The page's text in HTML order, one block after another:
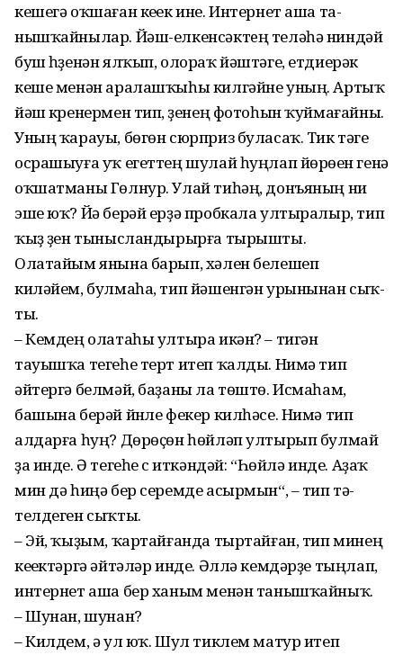
кешегә оҡшаған кеүек ине. Интернет аша та­
нышҡайнылар. Йәш-елкен­сәктeң теләһә ниндәй
буш һүҙенән ялҡып, олораҡ йәш­тәге, етдиерәк
кеше менән аралашҡыһы килгәйне уның. Артыҡ
йәш күренермен тип, үҙенең фотоһын ҡуймағайны.
Уның ҡарауы, бөгөн сюрприз буласаҡ. Тик тәүге
оcрашыуға уҡ егеттең шулай һуңлап йөрөүен генә
оҡшатманы Гөл­нур. Улай тиһәң, донъяның ни
эше юҡ? Йә берәй ерҙә пробкала ултыралыр, тип
ҡыҙ үҙен тынысландырырға тырышты.
Олатайым янына барып, хәлен белешеп
киләйем, булмаһа, тип йәшенгән урынынан сыҡ­
ты.
– Кемдең олатаһы ултыра икән? – тигән
тауышҡа тегеһе терт итеп ҡалды. Нимә тип
әйтергә белмәй, баҙаны ла төштө. Исмаһам,
башына бе­рәй йүнле фекер килһәсе. Нимә тип
алдарға һуң? Дөрөҫөн һөйләп ултырып булмай
ҙа инде. Ә тегеһе үс иткәндәй: “Һөй­лә инде. Аҙаҡ
мин дә һиңә бер серемде асырмын“, – тип тә­
телдеген сыҡты.
– Эй, ҡыҙым, ҡартайғанда тыртайған, тип минең
кеүек­тәргә әйтәләр инде. Әллә кем­дәрҙе тыңлап,
интернет аша бер ханым менән таныш­ҡайныҡ.
– Шунан, шунан?
– Килдем, ә ул юҡ. Шул тиклем матур итеп